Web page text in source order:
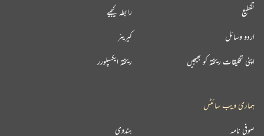
تقطیع
اردو وسائل
اپنی تخلیقات ریختہ کو بھیجیں
رابطہ کیجیے
کیریئر
ریختہ ایکسپلورر
ہماری ویب سائٹس
ہندوی صوفی نامہ